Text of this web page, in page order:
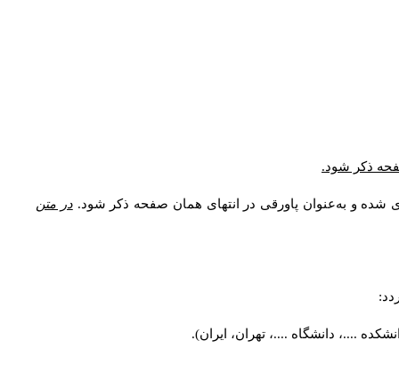
ذکر شود.
شده و به‌عنوان پاورقی در انتهای همان صفحه ذکر شود. در متن
....، دانشگاه ....، تهران، ایران).